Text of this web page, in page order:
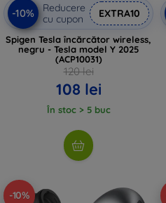
-10%
Reducere
cu cupon
EXTRA10
Spigen Tesla încărcător wireless,
negru - Tesla model Y 2025
(ACP10031)
120 lei
108 lei
În stoc > 5 buc
-10%